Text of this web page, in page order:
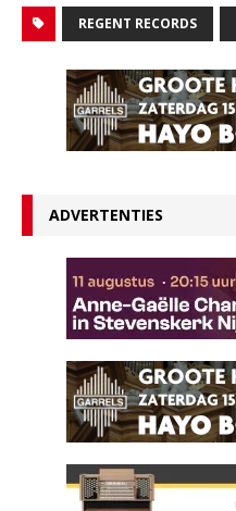
REGENT RECORDS
ADVERTENTIES